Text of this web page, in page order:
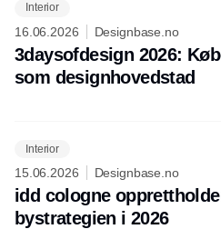
Interior
16.06.2026 Designbase.no
3daysofdesign 2026:
som designhovedstad
Interior
15.06.2026 Designbase.no
idd cologne
bystrategien i 2026